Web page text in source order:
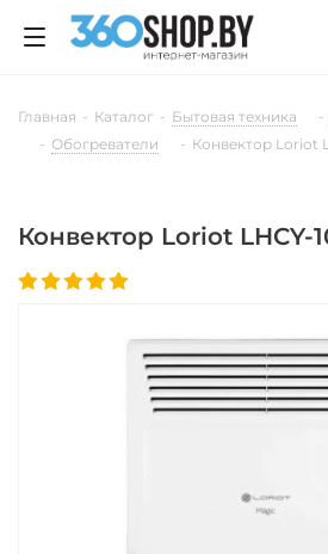
Главная - Каталог - Бытовая техника -
- Обогреватели - Конвектор Loriot
Конвектор Loriot LHCY-